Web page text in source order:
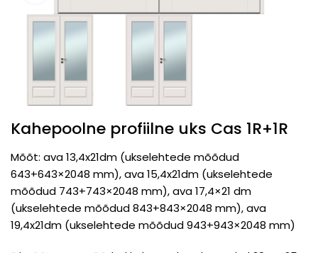
Kahepoolne profiilne uks Cas 1R+1R
Mõõt: ava 13,4x21dm (ukselehtede mõõdud
643+643×2048 mm), ava 15,4x21dm (ukselehtede
mõõdud 743+743×2048 mm), ava 17,4×21 dm
(ukselehtede mõõdud 843+843×2048 mm), ava
19,4x21dm (ukselehtede mõõdud 943+943×2048 mm)